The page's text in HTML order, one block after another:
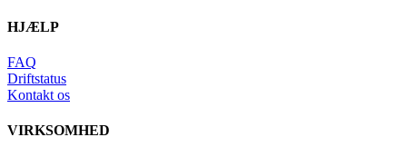
HJÆLP
FAQ
Driftstatus
Kontakt os
VIRKSOMHED